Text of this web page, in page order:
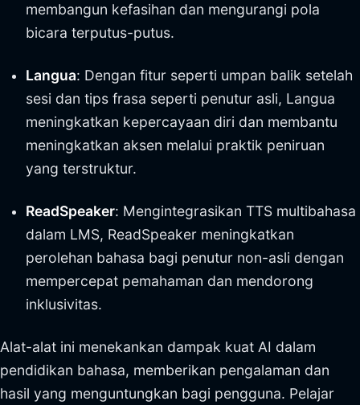
membangun kefasihan dan mengurangi pola
bicara terputus-putus.
Langua: Dengan fitur seperti umpan balik setelah
sesi dan tips frasa seperti penutur asli, Langua
meningkatkan kepercayaan diri dan membantu
meningkatkan aksen melalui praktik peniruan
yang terstruktur.
ReadSpeaker: Mengintegrasikan TTS multibahasa
dalam LMS, ReadSpeaker meningkatkan
perolehan bahasa bagi penutur non-asli dengan
mempercepat pemahaman dan mendorong
inklusivitas.
Alat-alat ini menekankan dampak kuat AI dalam
pendidikan bahasa, memberikan pengalaman dan
hasil yang menguntungkan bagi pengguna. Pelajar